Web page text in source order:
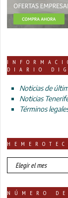
DIARIO
Noticias de
Noticias
Términos
HEMEROTECA
DE
NÚMERO